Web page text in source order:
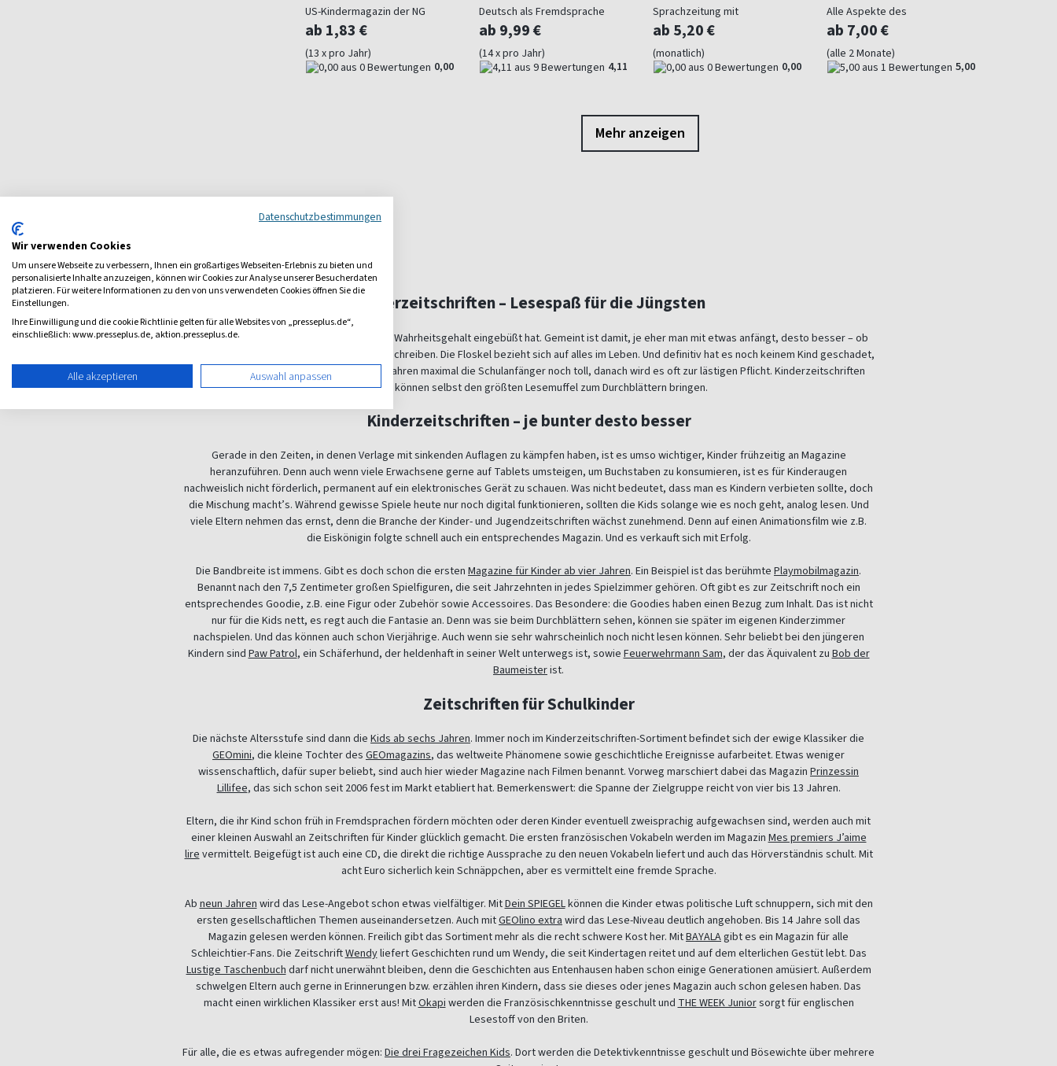
US-Kindermagazin der NG
ab 1,83 €
(13 x pro Jahr)
0,00
Deutsch als Fremdsprache
ab 9,99 €
(14 x pro Jahr)
4,11
Sprachzeitung mit
Zusatzmaterial
ab 5,20 €
(monatlich)
0,00
Alle Aspekte des
Instrumentalunterrichts
ab 7,00 €
(alle 2 Monate)
5,00
Mehr anzeigen
Kinderzeitschriften – Lesespaß für die Jüngsten
Früh übt sich – ein alter Zopf, der nichts am Wahrheitsgehalt eingebüßt hat. Gemeint ist damit, je eher man mit etwas anfängt, desto besser – ob
Sportart, Musikinstrument oder Lesen bzw. Schreiben. Die Floskel bezieht sich auf alles im Leben. Und definitiv hat es noch keinem Kind geschadet,
viel zu lesen. Doch lesen finden in jungen Jahren maximal die Schulanfänger noch toll, danach wird es oft zur lästigen Pflicht. Kinderzeitschriften
dagegen können selbst den größten Lesemuffel zum Durchblättern bringen.
Kinderzeitschriften – je bunter desto besser
Gerade in den Zeiten, in denen Verlage mit sinkenden Auflagen zu kämpfen haben, ist es umso wichtiger, Kinder frühzeitig an Magazine
heranzuführen. Denn auch wenn viele Erwachsene gerne auf Tablets umsteigen, um Buchstaben zu konsumieren, ist es für Kinderaugen
nachweislich nicht förderlich, permanent auf ein elektronisches Gerät zu schauen. Was nicht bedeutet, dass man es Kindern verbieten sollte, doch
die Mischung macht’s. Während gewisse Spiele heute nur noch digital funktionieren, sollten die Kids solange wie es noch geht, analog lesen. Und
viele Eltern nehmen das ernst, denn die Branche der Kinder- und Jugendzeitschriften wächst zunehmend. Denn auf einen Animationsfilm wie z.B.
die Eiskönigin folgte schnell auch ein entsprechendes Magazin. Und es verkauft sich mit Erfolg.
Die Bandbreite ist immens. Gibt es doch schon die ersten Magazine für Kinder ab vier Jahren. Ein Beispiel ist das berühmte Playmobilmagazin.
Benannt nach den 7,5 Zentimeter großen Spielfiguren, die seit Jahrzehnten in jedes Spielzimmer gehören. Oft gibt es zur Zeitschrift noch ein
entsprechendes Goodie, z.B. eine Figur oder Zubehör sowie Accessoires. Das Besondere: die Goodies haben einen Bezug zum Inhalt. Das ist nicht
nur für die Kids nett, es regt auch die Fantasie an. Denn was sie beim Durchblättern sehen, können sie später im eigenen Kinderzimmer
nachspielen. Und das können auch schon Vierjährige. Auch wenn sie sehr wahrscheinlich noch nicht lesen können. Sehr beliebt bei den jüngeren
Kindern sind Paw Patrol, ein Schäferhund, der heldenhaft in seiner Welt unterwegs ist, sowie Feuerwehrmann Sam, der das Äquivalent zu Bob der
Baumeisterist.
Zeitschriften für Schulkinder
Die nächste Altersstufe sind dann die Kids ab sechs Jahren. Immer noch im Kinderzeitschriften-Sortiment befindet sich der ewige Klassiker die
GEOmini, die kleine Tochter des GEOmagazins, das weltweite Phänomene sowie geschichtliche Ereignisse aufarbeitet. Etwas weniger
wissenschaftlich, dafür super beliebt, sind auch hier wieder Magazine nach Filmen benannt. Vorweg marschiert dabei das Magazin Prinzessin
Lillifee, das sich schon seit 2006 fest im Markt etabliert hat. Bemerkenswert: die Spanne der Zielgruppe reicht von vier bis 13 Jahren.
Eltern, die ihr Kind schon früh in Fremdsprachen fördern möchten oder deren Kinder eventuell zweisprachig aufgewachsen sind, werden auch mit
einer kleinen Auswahl an Zeitschriften für Kinder glücklich gemacht. Die ersten französischen Vokabeln werden im Magazin Mes premiers J’aime
lire vermittelt. Beigefügt ist auch eine CD, die direkt die richtige Aussprache zu den neuen Vokabeln liefert und auch das Hörverständnis schult. Mit
acht Euro sicherlich kein Schnäppchen, aber es vermittelt eine fremde Sprache.
Ab neun Jahren wird das Lese-Angebot schon etwas vielfältiger. MitDein SPIEGELkönnen die Kinder etwas politische Luft schnuppern, sich mit den
ersten gesellschaftlichen Themen auseinandersetzen. Auch mitGEOlino extra wird das Lese-Niveau deutlich angehoben. Bis 14 Jahre soll das
Magazin gelesen werden können. Freilich gibt das Sortiment mehr als die recht schwere Kost her. MitBAYALAgibt es ein Magazin für alle
Schleichtier-Fans. Die ZeitschriftWendyliefert Geschichten rund um Wendy, die seit Kindertagen reitet und auf dem elterlichen Gestüt lebt. Das
Lustige Taschenbuch darf nicht unerwähnt bleiben, denn die Geschichten aus Entenhausen haben schon einige Generationen amüsiert. Außerdem
schwelgen Eltern auch gerne in Erinnerungen bzw. erzählen ihren Kindern, dass sie dieses oder jenes Magazin auch schon gelesen haben. Das
macht einen wirklichen Klassiker erst aus! MitOkapi werden die Französischkenntnisse geschult und THE WEEK Juniorsorgt für englischen
Lesestoff von den Briten.
Für alle, die es etwas aufregender mögen: Die drei Fragezeichen Kids. Dort werden die Detektivkenntnisse geschult und Bösewichte über mehrere
Datenschutzbestimmungen
Wir verwenden Cookies
Um unsere Webseite zu verbessern, Ihnen ein großartiges Webseiten-Erlebnis zu bieten und
personalisierte Inhalte anzuzeigen, können wir Cookies zur Analyse unserer Besucherdaten
platzieren. Für weitere Informationen zu den von uns verwendeten Cookies öffnen Sie die
Einstellungen.
Ihre Einwilligung und die cookie Richtlinie gelten für alle Websites von „presseplus.de“,
einschließlich: www.presseplus.de, aktion.presseplus.de.
Alle akzeptieren Auswahl anpassen